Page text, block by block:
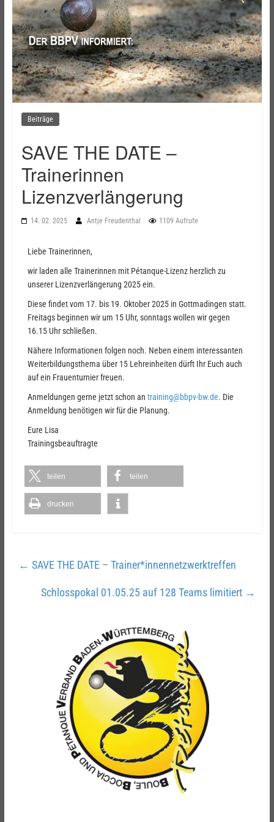
Beiträge
SAVE THE DATE –
Trainerinnen
Lizenzverlängerung
14. 02. 2025 Antje Freudenthal 1109 Aufrufe
Liebe Trainerinnen,
wir laden alle Trainerinnen mit Pétanque-Lizenz herzlich zu
unserer Lizenzverlängerung 2025 ein.
Diese findet vom 17. bis 19. Oktober 2025 in Gottmadingen statt.
Freitags beginnen wir um 15 Uhr, sonntags wollen wir gegen
16.15 Uhr schließen.
Nähere Informationen folgen noch. Neben einem interessanten
Weiterbildungsthema über 15 Lehreinheiten dürft Ihr Euch auch
auf ein Frauenturnier freuen.
Anmeldungen gerne jetzt schon an training@bbpv-bw.de. Die
Anmeldung benötigen wir für die Planung.
Eure Lisa
Trainingsbeauftragte
teilen teilen
drucken
← SAVE THE DATE – Trainer*innennetzwerktreffen
Schlosspokal 01.05.25 auf 128 Teams limitiert →